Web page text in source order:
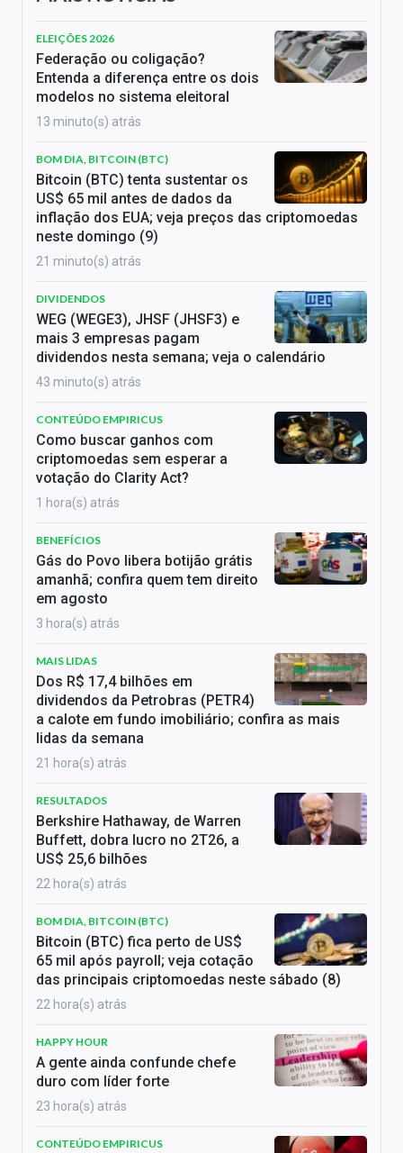
ELEIÇÕES 2026
Federação ou coligação?
Entenda a diferença entre os dois
modelos no sistema eleitoral
13 minuto(s) atrás
BOM DIA, BITCOIN (BTC)
Bitcoin (BTC) tenta sustentar os
US$ 65 mil antes de dados da
inflação dos EUA; veja preços das criptomoedas
neste domingo (9)
21 minuto(s) atrás
DIVIDENDOS
WEG (WEGE3), JHSF (JHSF3) e
mais 3 empresas pagam
dividendos nesta semana; veja o calendário
43 minuto(s) atrás
CONTEÚDO EMPIRICUS
Como buscar ganhos com
criptomoedas sem esperar a
votação do Clarity Act?
1 hora(s) atrás
BENEFÍCIOS
Gás do Povo libera botijão grátis
amanhã; confira quem tem direito
em agosto
3 hora(s) atrás
MAIS LIDAS
Dos R$ 17,4 bilhões em
dividendos da Petrobras (PETR4)
a calote em fundo imobiliário; confira as mais
lidas da semana
21 hora(s) atrás
RESULTADOS
Berkshire Hathaway, de Warren
Buffett, dobra lucro no 2T26, a
US$ 25,6 bilhões
22 hora(s) atrás
BOM DIA, BITCOIN (BTC)
Bitcoin (BTC) fica perto de US$
65 mil após payroll; veja cotação
das principais criptomoedas neste sábado (8)
22 hora(s) atrás
HAPPY HOUR
A gente ainda confunde chefe
duro com líder forte
23 hora(s) atrás
CONTEÚDO EMPIRICUS